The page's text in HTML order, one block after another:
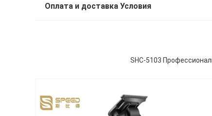
Оплата и доставка Условия
SHC-5103